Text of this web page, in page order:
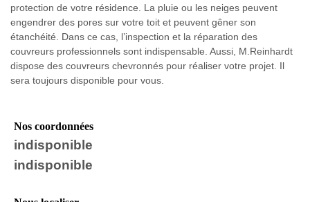
protection de votre résidence. La pluie ou les neiges peuvent
engendrer des pores sur votre toit et peuvent gêner son
étanchéité. Dans ce cas, l’inspection et la réparation des
couvreurs professionnels sont indispensable. Aussi, M.Reinhardt
dispose des couvreurs chevronnés pour réaliser votre projet. Il
sera toujours disponible pour vous.
Nos coordonnées
indisponible
indisponible